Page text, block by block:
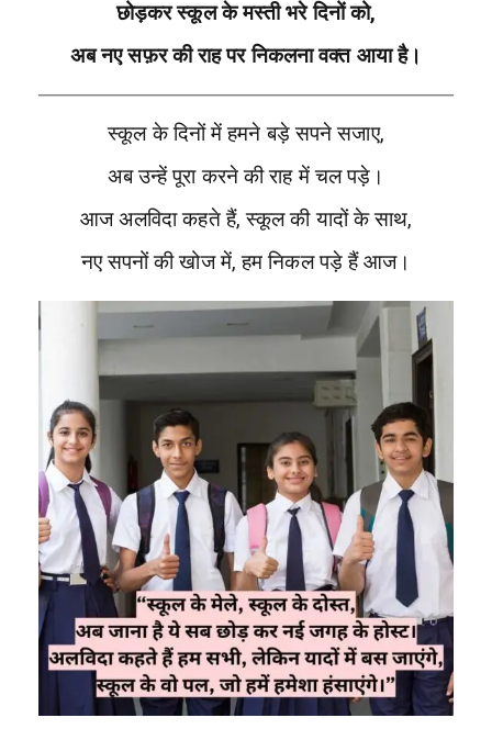
छोड़कर स्कूल के मस्ती भरे दिनों को,
अब नए सफ़र की राह पर निकलना वक्त आया है।
स्कूल के दिनों में हमने बड़े सपने सजाए,
अब उन्हें पूरा करने की राह में चल पड़े।
आज अलविदा कहते हैं, स्कूल की यादों के साथ,
नए सपनों की खोज में, हम निकल पड़े हैं आज।